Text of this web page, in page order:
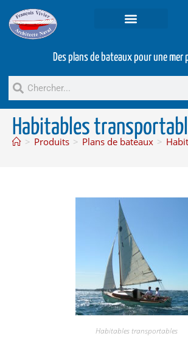
Des plans de bateaux pour une mer
Habitables
> Produits > Plans de bateaux >
Habitables transportables